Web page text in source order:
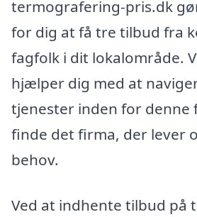
termografering-pris.dk
for dig at få tre tilbud fra
fagfolk i dit lokalområde.
hjælper dig med at
tjenester inden for denne
finde det firma, der lever
behov.
Ved at indhente tilbud på